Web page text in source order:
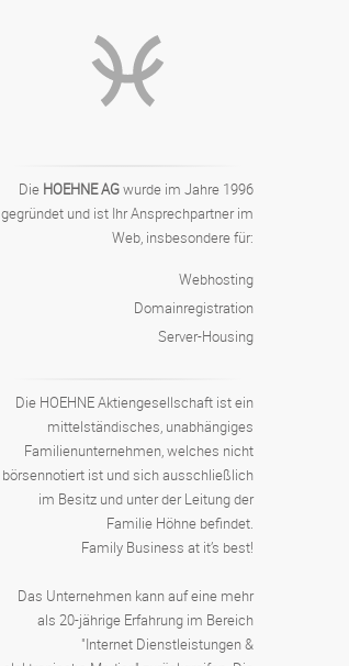
Die HOEHNE AGwurde im Jahre 1996
gegründet und ist Ihr Ansprechpartner im
Web, insbesondere für:
Webhosting
Domainregistration
Server-Housing
Die HOEHNE Aktiengesellschaft ist ein
mittelständisches, unabhängiges
Familienunternehmen, welches nicht
börsennotiert ist und sich ausschließlich
im Besitz und unter der Leitung der
Familie Höhne befindet.
Family Business at it’s best!
Das Unternehmen kann auf eine mehr
als 20-jährige Erfahrung im Bereich
"Internet Dienstleistungen &